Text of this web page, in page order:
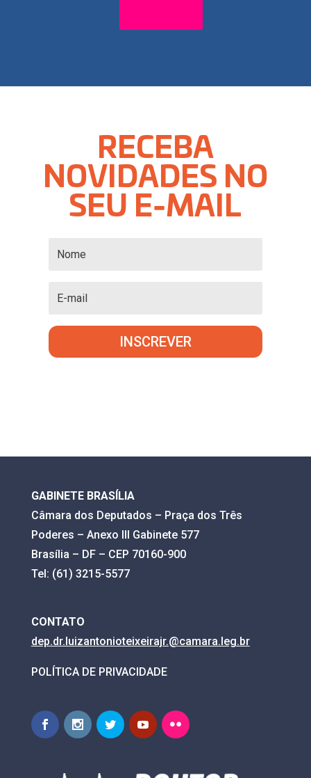
RECEBA
NOVIDADES NO
SEU E-MAIL
INSCREVER
GABINETE BRASÍLIA
Câmara dos Deputados – Praça dos Três
Poderes – Anexo III Gabinete 577
Brasília – DF – CEP 70160-900
Tel: (61) 3215-5577
CONTATO
dep.dr.luizantonioteixeirajr.@camara.leg.br
POLÍTICA DE PRIVACIDADE